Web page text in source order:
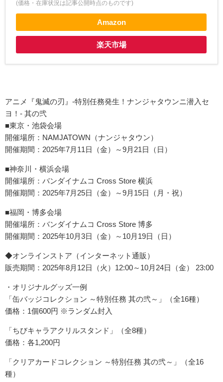
(価格・在庫状況は記事公開時点のものです)
Amazon
楽天市場
アニメ『鬼滅の刃』-特別任務発生！ナンジャタウンニ潜入セ
ヨ！- 其の弐
■東京・池袋会場
開催場所：NAMJATOWN（ナンジャタウン）
開催期間：2025年7月11日（金）～9月21日（日）
■神奈川・横浜会場
開催場所：バンダイナムコ Cross Store 横浜
開催期間：2025年7月25日（金）～9月15日（月・祝）
■福岡・博多会場
開催場所：バンダイナムコ Cross Store 博多
開催期間：2025年10月3日（金）～10月19日（日）
◆オンラインストア（インターネット通販）
販売期間：2025年8月12日（火）12:00～10月24日（金） 23:00
・オリジナルグッズ一例
「缶バッジコレクション ～特別任務 其の弐～」（全16種）
価格：1個600円 ※ランダム封入
「ちびキャラアクリルスタンド」（全8種）
価格：各1,200円
「クリアカードコレクション ～特別任務 其の弐～」（全16
種）